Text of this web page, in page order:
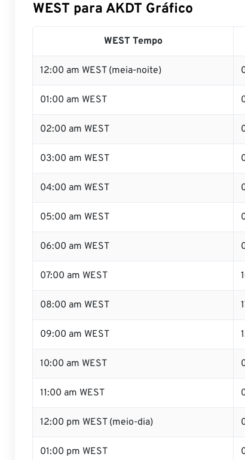
WEST para AKDT Gráfico
WEST Tempo
12:00 am WEST (meia-noite)
01:00 am WEST
02:00 am WEST
03:00 am WEST
04:00 am WEST
05:00 am WEST
06:00 am WEST
07:00 am WEST
08:00 am WEST
09:00 am WEST
10:00 am WEST
11:00 am WEST
12:00 pm WEST (meio-dia)
01:00 pm WEST